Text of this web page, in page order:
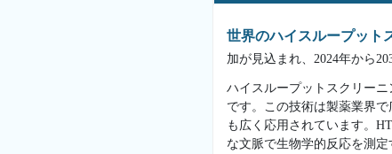
世界のハイスループット
加が見込まれ、2024年から
ハイスループットスクリー
です。この技術は製薬業界
も広く応用されています。
な文脈で生物学的反応を測